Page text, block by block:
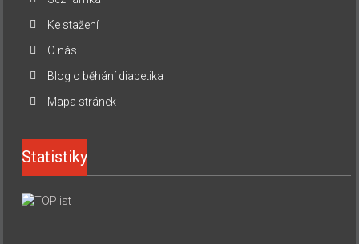
Ke stažení
O nás
Blog o běhání diabetika
Mapa stránek
Statistiky